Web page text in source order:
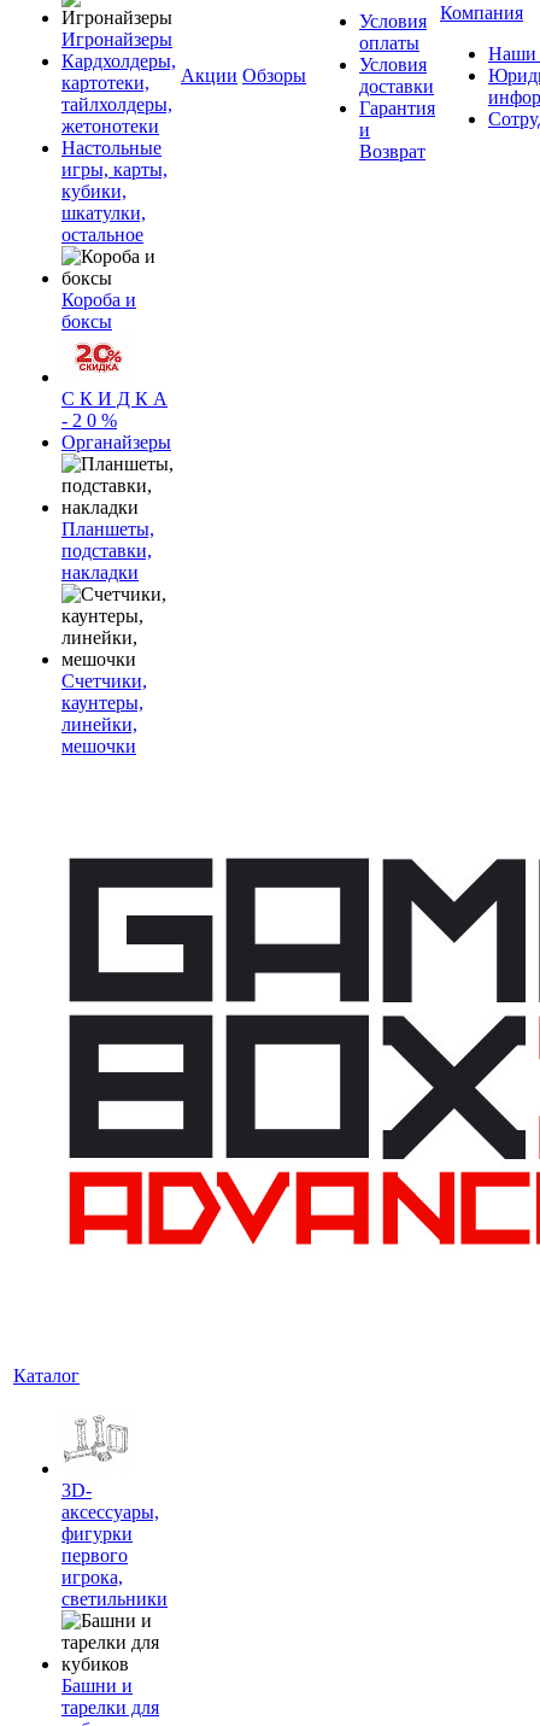
Игронайзеры
Кардхолдеры,
картотеки,
тайлхолдеры,
жетонотеки
Настольные
игры, карты,
кубики,
шкатулки,
остальное
Короба и
боксы
С К И Д К А
- 2 0 %
Органайзеры
Планшеты,
подставки,
накладки
Счетчики,
каунтеры,
линейки,
мешочки
Акции Обзоры
Условия
оплаты
Условия
доставки
Гарантия
и
Возврат
Компания
Наши
Каталог
3D-
аксессуары,
фигурки
первого
игрока,
светильники
Башни и
тарелки для